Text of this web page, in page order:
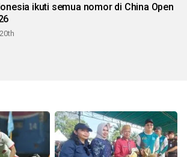
ikuti semua nomor di China Open